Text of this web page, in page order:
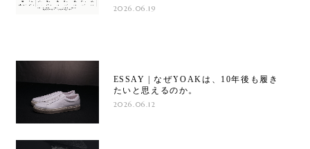
2026.06.19
ESSAY | なぜYOAKは、10年後も履き
たいと思えるのか。
2026.06.12